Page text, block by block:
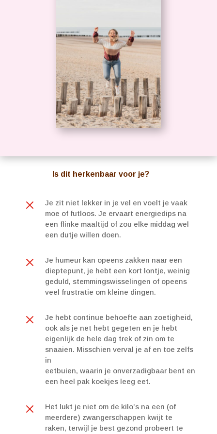
Is dit herkenbaar voor je?
M
Je zit niet lekker in je vel en voelt je vaak
moe of futloos. Je ervaart energiedips na
een flinke maaltijd of zou elke middag wel
een dutje willen doen.
M
Je humeur kan opeens zakken naar een
dieptepunt, je hebt een kort lontje, weinig
geduld, stemmingswisselingen of opeens
veel frustratie om kleine dingen.
M
Je hebt continue behoefte aan zoetigheid,
ook als je net hebt gegeten en je hebt
eigenlijk de hele dag trek of zin om te
snaaien. Misschien verval je af en toe zelfs
in
eetbuien, waarin je onverzadigbaar bent en
een heel pak koekjes leeg eet.
M
Het lukt je niet om de kilo’s na een (of
meerdere) zwangerschappen kwijt te
raken, terwijl je best gezond probeert te